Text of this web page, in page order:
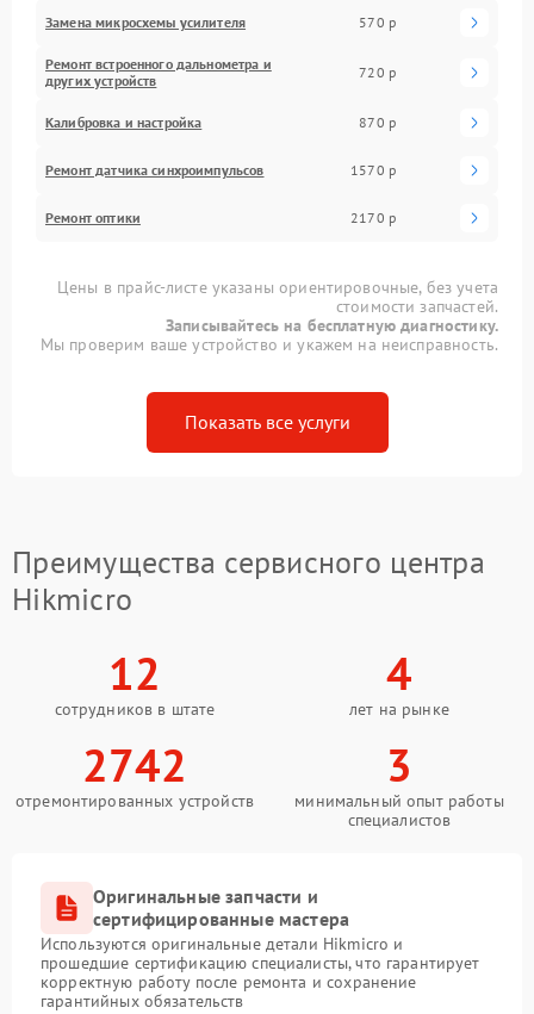
Замена микросхемы усилителя 570 р
Ремонт встроенного дальнометра и
других устройств
720 р
Калибровка и настройка 870 р
Ремонт датчика синхроимпульсов 1570 р
Ремонт оптики 2170 р
Цены в прайс-листе указаны ориентировочные, без учета
стоимости запчастей.
Записывайтесь на бесплатную диагностику.
Мы проверим ваше устройство и укажем на неисправность.
Показать все услуги
Преимущества сервисного центра
Hikmicro
12
сотрудников в штате
4
лет на рынке
2742
отремонтированных устройств
3
минимальный опыт работы
специалистов
Оригинальные запчасти и
сертифицированные мастера
Используются оригинальные детали Hikmicro и
прошедшие сертификацию специалисты, что гарантирует
корректную работу после ремонта и сохранение
гарантийных обязательств